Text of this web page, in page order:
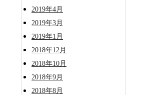
2019年4月
2019年3月
2019年1月
2018年12月
2018年10月
2018年9月
2018年8月